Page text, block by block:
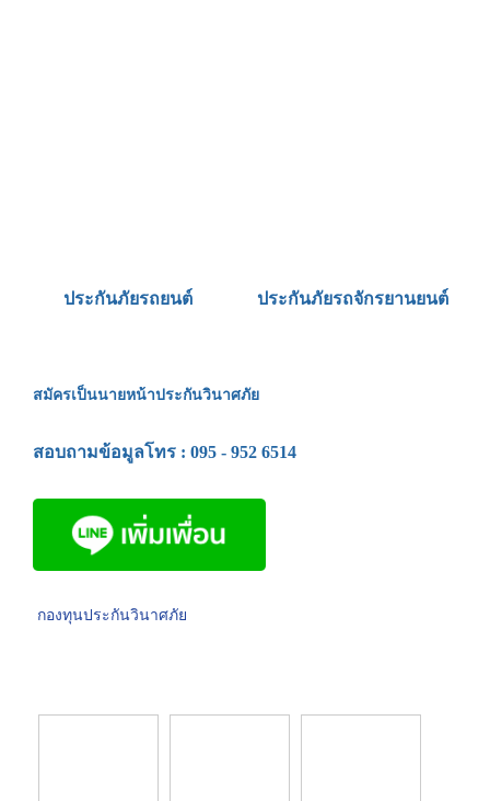
ประกันภัยรถยนต์ ประกันภัยรถจักรยานยนต์
สมัครเป็นนายหน้าประกันวินาศภัย
สอบถามข้อมูลโทร : 095 - 952 6514
กองทุนประกันวินาศภัย